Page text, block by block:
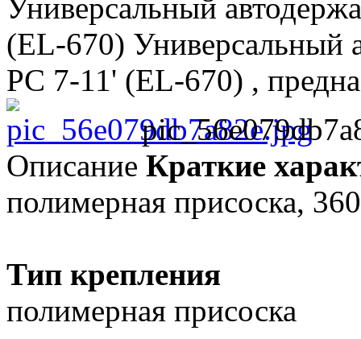
Универсальный
(EL-670) Универсальный
PC 7-11' (EL-670) ,
Описание Краткие
полимерная присоска,
Тип крепления
полимерная присоска